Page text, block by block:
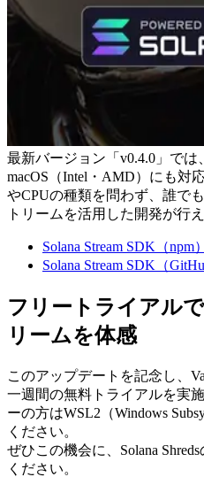
最新バージョン「v0.4.0」で
macOS（Intel・AMD）にも対
やCPUの種類を問わず、誰で
トリームを活用した開発が行
Solana Stream SDK（npm）
Solana Stream SDK（
フリートライアル
リームを体感
このアップデートを記念し、
一週間の無料トライアルを実
ーの方はWSL2（Windows
ください。
ぜひこの機会に、Solana
ください。